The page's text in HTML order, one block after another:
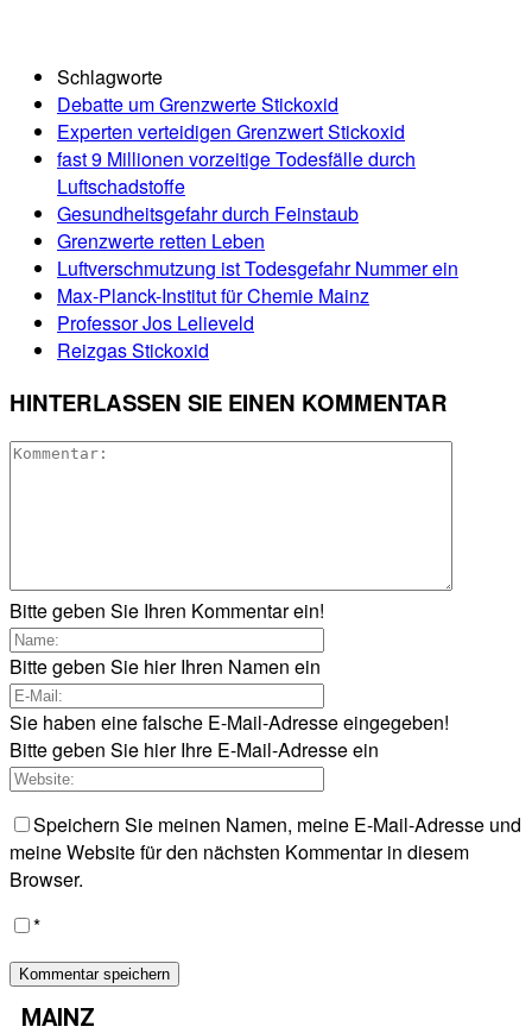
Schlagworte
Debatte um Grenzwerte Stickoxid
Experten verteidigen Grenzwert Stickoxid
fast 9 Millionen vorzeitige Todesfälle durch
Luftschadstoffe
Gesundheitsgefahr durch Feinstaub
Grenzwerte retten Leben
Luftverschmutzung ist Todesgefahr Nummer ein
Max-Planck-Institut für Chemie Mainz
Professor Jos Lelieveld
Reizgas Stickoxid
HINTERLASSEN SIE EINEN KOMMENTAR
Bitte geben Sie Ihren Kommentar ein!
Bitte geben Sie hier Ihren Namen ein
Sie haben eine falsche E-Mail-Adresse eingegeben!
Bitte geben Sie hier Ihre E-Mail-Adresse ein
Speichern Sie meinen Namen, meine E-Mail-Adresse und
meine Website für den nächsten Kommentar in diesem
Browser.
*
MAINZ